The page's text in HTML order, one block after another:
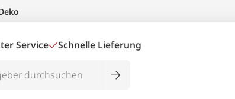
Service Schnelle Lieferung